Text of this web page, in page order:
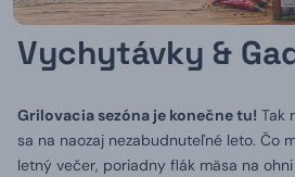
Vychytávky &
Grilovacia sezóna je konečne tu! Tak
sa na naozaj nezabudnuteľné leto. Čo
letný večer, poriadny flák mäsa na